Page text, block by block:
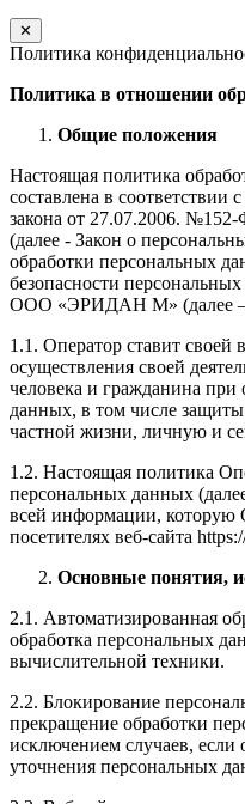
✕
Политика
Политика в отношении
Общие положения
Настоящая политика
составлена в соответствии
закона от 27.07.2006.
(далее - Закон о
обработки персональных
безопасности
ООО «ЭРИДАН М» (далее –
1.1. Оператор ставит
осуществления своей
человека и гражданина при
данных, в том числе
частной жизни, личную и
1.2. Настоящая политика
персональных данных
всей информации, которую
посетителях веб-сайта
Основные понятия,
2.1. Автоматизированная
обработка персональных
вычислительной техники.
2.2. Блокирование
прекращение обработки
исключением случаев, если
уточнения персональных